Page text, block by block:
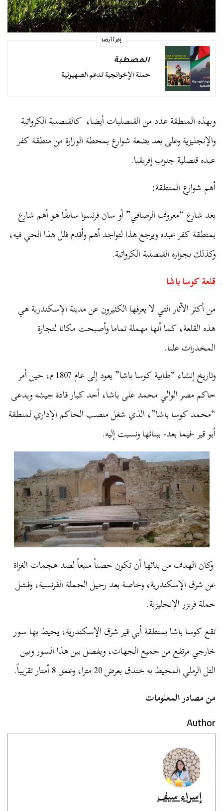
إقرأ أيضا
المصطبة
حملة الإخوانجية تدعم الصهيونية
وبهذه المنطقة عدد من القنصليات أيضا، كالقنصلية الكرواتية
والإنجليزية وعلى بعد بضعة شوارع بمحطة الوزارة من منطقة كفر
عبده قنصلية جنوب إفريقيا.
أهم شوارع المنطقة:
يعد شارع “معروف الرصافي” أو سان فرنسوا سابقًا هو أهم شارع
بمنطقة كفر عبده ويرجع هذا لتواجد أهم وأقدم فلل هذا الحي فيه،
وكذلك بجواره القنصلية الكرواتية.
قلعة كوسا باشا
من أكثر الآثار التي لا يعرفها الكثيرون عن مدينة الإسكندرية هي
هذه القلعة، كما أنها مهملة تماما وأصبحت مكانا لتجارة
المخدرات علنا.
وتاريخ إنشاء “طابية كوسا باشا” يعود إلى عام 1807 م، حين أمر
حاكم مصر الوالي محمد على باشا، أحد كبار قادة جيشه ويدعى
“محمد كوسا باشا”، الذي شغل منصب الحاكم الإداري لمنطقة
أبو قير -فيما بعد- ببنائها ونسبت إليه.
وكان الهدف من بنائها أن تكون حصناً منيعاً لصد هجمات الغزاة
عن شرق الإسكندرية، وخاصة بعد رحيل الحملة الفرنسية، وفشل
حملة فريزر الإنجليزية.
تقع كوسا باشا بمنطقة أبي قير شرق الإسكندرية، يحيط بها سور
خارجي مرتفع من جميع الجهات، ويفصل بين هذا السور وبين
التل الرملي المحيط به خندق بعرض 20 مترا، وعمق 8 أمتار تقريباً.
من مصادر المعلومات
Author
إسراء سيف